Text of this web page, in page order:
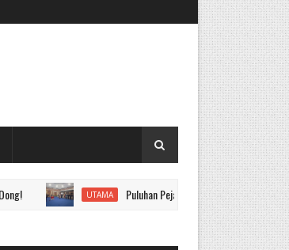
UTAMA Puluhan Pejabat Eselon II hingga IV Pemkot